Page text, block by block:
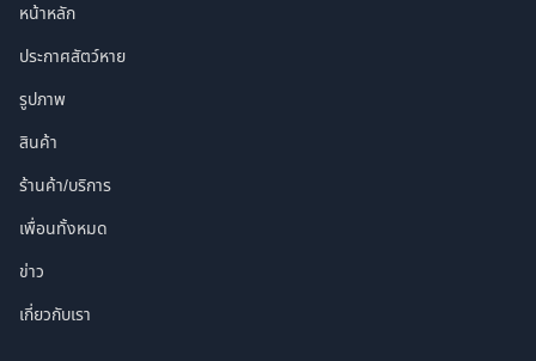
หน้าหลัก
ประกาศสัตว์หาย
รูปภาพ
สินค้า
ร้านค้า/บริการ
เพื่อนทั้งหมด
ข่าว
เกี่ยวกับเรา